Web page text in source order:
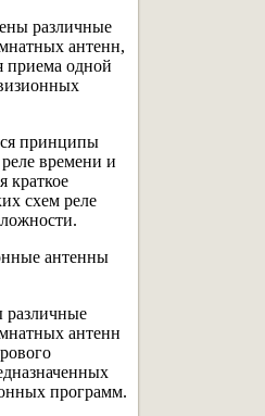
различные
антенн,
приема одной
принципы
времени и
краткое
схем реле
антенны
различные
антенн
программ.